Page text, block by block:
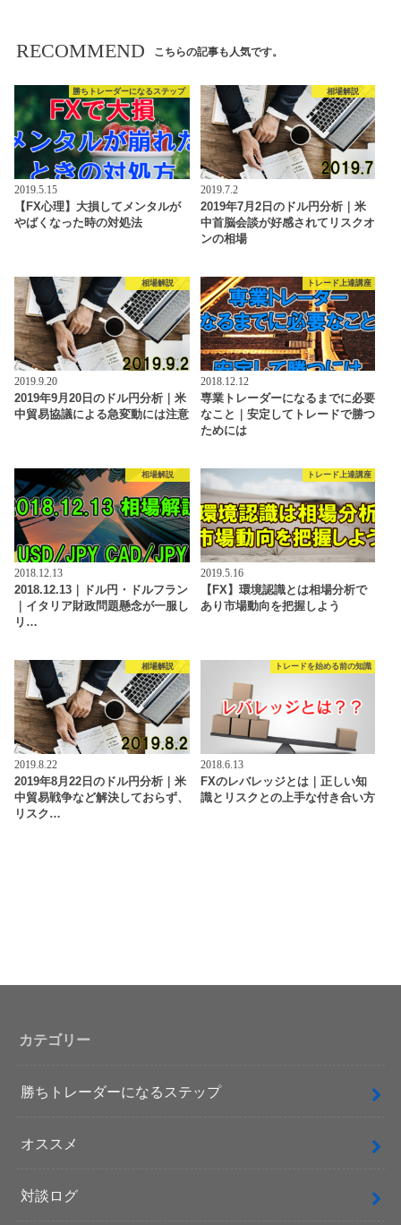
RECOMMEND こちらの記事も人気です。
勝ちトレーダーになるステップ
2019.5.15
【FX心理】大損してメンタルが
やばくなった時の対処法
相場解説
2019.7.2
2019年7月2日のドル円分析｜米
中首脳会談が好感されてリスクオ
ンの相場
相場解説
2019.9.20
2019年9月20日のドル円分析｜米
中貿易協議による急変動には注意
トレード上達講座
2018.12.12
専業トレーダーになるまでに必要
なこと｜安定してトレードで勝つ
ためには
相場解説
2018.12.13
2018.12.13｜ドル円・ドルフラン
｜イタリア財政問題懸念が一服し
リ…
トレード上達講座
2019.5.16
【FX】環境認識とは相場分析で
あり市場動向を把握しよう
相場解説
2019.8.22
2019年8月22日のドル円分析｜米
中貿易戦争など解決しておらず、
リスク…
トレードを始める前の知識
2018.6.13
FXのレバレッジとは｜正しい知
識とリスクとの上手な付き合い方
カテゴリー
勝ちトレーダーになるステップ
オススメ
対談ログ